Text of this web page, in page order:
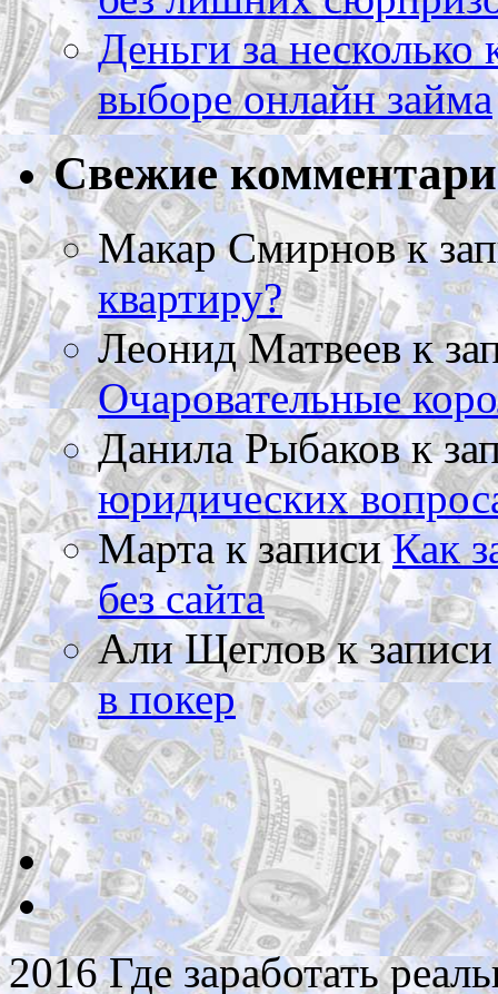
Деньги за
выборе онлайн займа
Свежие
Макар Смирновк
квартиру?
Леонид Матвеевк
Очаровательные
Данила Рыбаковк
юридических
Мартак записиКак
без сайта
Али Щегловк
в покер
2016 Где заработать